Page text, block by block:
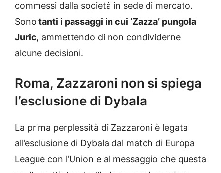
commessi dalla società in sede di mercato.
Sono tanti i passaggi in cui ‘Zazza’ pungola
Juric, ammettendo di non condividerne
alcune decisioni.
Roma, Zazzaroni non si spiega
l’esclusione di Dybala
La prima perplessità di Zazzaroni è legata
all’esclusione di Dybala dal match di Europa
League con l’Union e al messaggio che questa